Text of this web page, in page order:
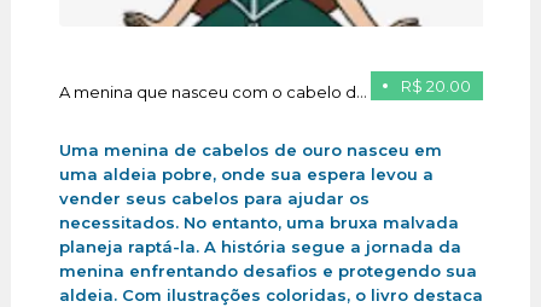
R$ 20.00
A menina que nasceu com o cabelo de ouro
Uma menina de cabelos de ouro nasceu em
uma aldeia pobre, onde sua espera levou a
vender seus cabelos para ajudar os
necessitados. No entanto, uma bruxa malvada
planeja raptá-la. A história segue a jornada da
menina enfrentando desafios e protegendo sua
aldeia. Com ilustrações coloridas, o livro destaca